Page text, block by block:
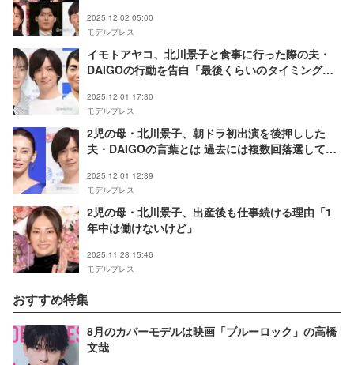
2025.12.02 05:00
モデルプレス
イモトアヤコ、北川景子と食事に行った際の夫・
DAIGOの行動を告白「最後くらいのタイミングで
2025.12.01 17:30
モデルプレス
2児の母・北川景子、朝ドラ初出演を後押しした
夫・DAIGOの言葉とは 過去には複数回落選してい
2025.12.01 12:39
モデルプレス
2児の母・北川景子、出産後も仕事続ける理由「1
年中は働けないけど」
2025.11.28 15:46
モデルプレス
おすすめ特集
8月のカバーモデルは映画「ブルーロック」の高橋
文哉